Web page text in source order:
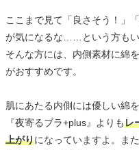
ここまで見て「良さそう！」
が気になるな……という方もい
そんな方には、内側素材に綿
がおすすめです。
肌にあたる内側には優しい綿
『夜寄るブラ+plus』よりもレ
上がりになっていますよ。ま